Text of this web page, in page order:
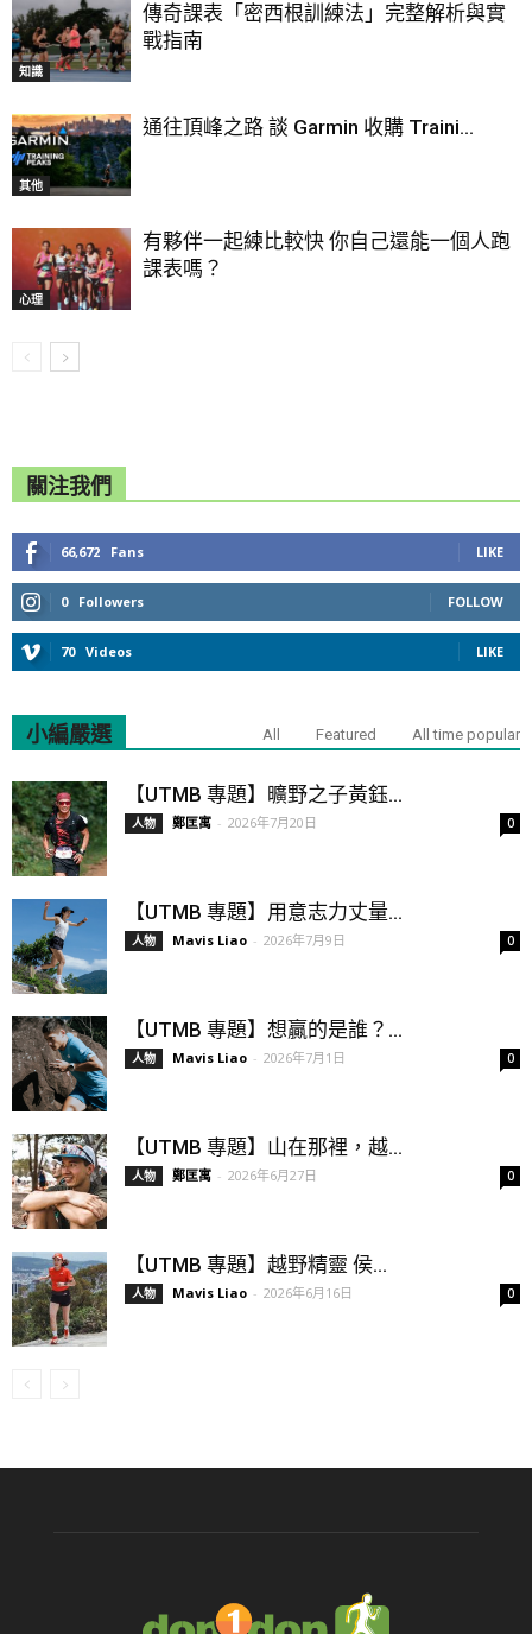
知識
傳奇課表「密西根訓練法」完整解析與實
戰指南
其他
通往頂峰之路 談 Garmin 收購 Traini...
心理
有夥伴一起練比較快 你自己還能一個人跑
課表嗎？
關注我們
66,672 Fans LIKE
0 Followers FOLLOW
70 Videos LIKE
小編嚴選 All Featured All time popular
【UTMB 專題】曠野之子黃鈺...
人物 鄭匡寓 - 2026年7月20日 0
【UTMB 專題】用意志力丈量...
人物 Mavis Liao - 2026年7月9日 0
【UTMB 專題】想贏的是誰？...
人物 Mavis Liao - 2026年7月1日 0
【UTMB 專題】山在那裡，越...
人物 鄭匡寓 - 2026年6月27日 0
【UTMB 專題】越野精靈 侯...
人物 Mavis Liao - 2026年6月16日 0